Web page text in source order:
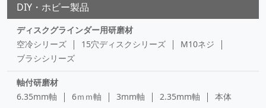
DIY・ホビー製品
ディスクグラインダー用研磨材
空冷シリーズ
15穴ディスクシリーズ
M10ネジ
ブラシシリーズ
軸付研磨材
6.35mm軸
6ｍｍ軸 3mm軸 2.35mm軸 本体